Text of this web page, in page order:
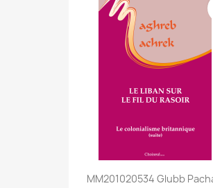
MM201020534 Glubb